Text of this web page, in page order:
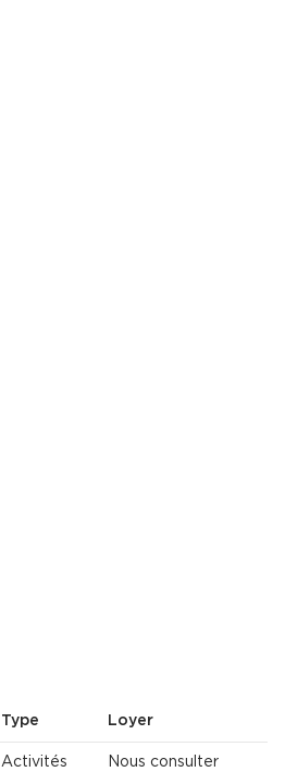
Type Loyer
Activités Nous consulter